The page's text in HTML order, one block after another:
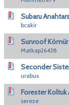
Subaru
bcakir
Sunroof Kömür
Matkap26438
Seconder
urabus
Forester Koltuk
sereze